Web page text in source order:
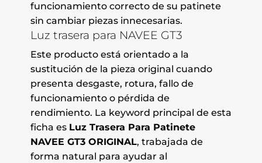
funcionamiento correcto de su patinete
sin cambiar piezas innecesarias.
Luz trasera para NAVEE GT3
Este producto está orientado a la
sustitución de la pieza original cuando
presenta desgaste, rotura, fallo de
funcionamiento o pérdida de
rendimiento. La keyword principal de esta
ficha es Luz Trasera Para Patinete
NAVEE GT3 ORIGINAL, trabajada de
forma natural para ayudar al